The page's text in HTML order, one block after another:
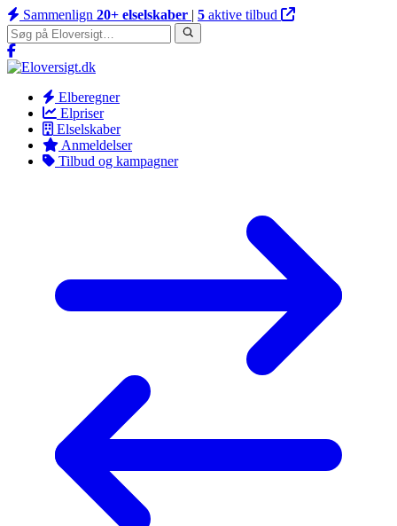
Sammenlign 20+ elselskaber | 5 aktive tilbud
Elberegner
Elpriser
Elselskaber
Anmeldelser
Tilbud og kampagner